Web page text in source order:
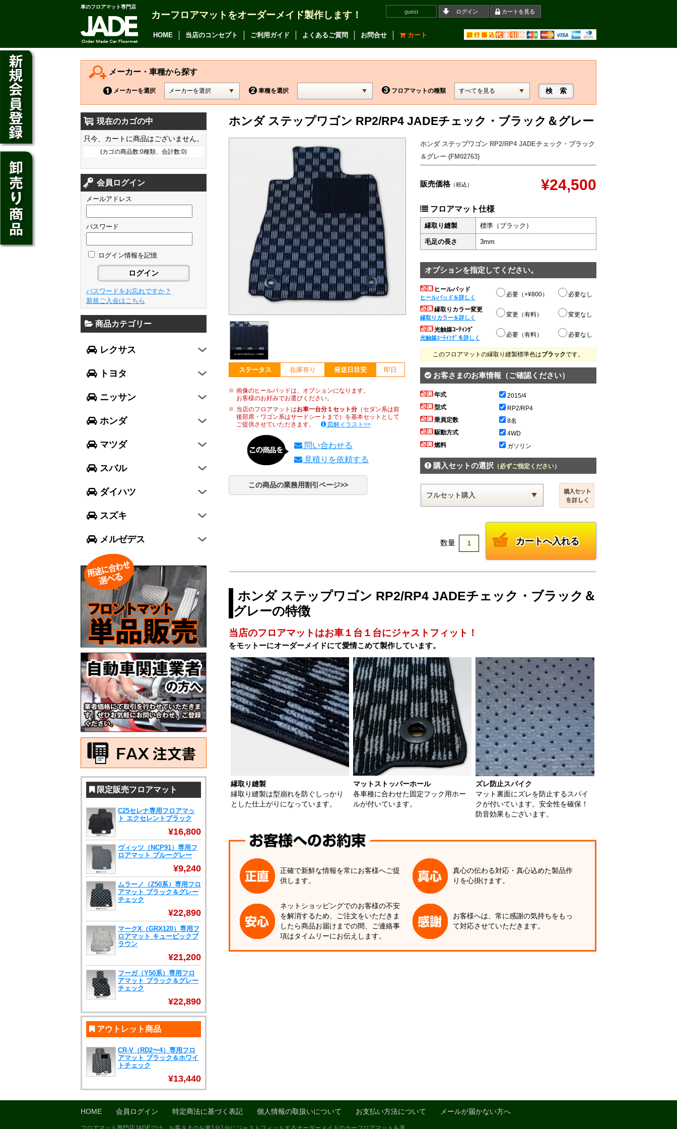
車のフロアマット専門店
カーフロアマットをオーダーメイド製作します！ guest ログイン カートを見る
HOME 当店のコンセプト ご利用ガイド よくあるご質問 お問合せ カート
メーカー・車種から探す
メーカーを選択 車種を選択 フロアマットの種類
ホンダ ステップワゴン RP2/RP4 JADEチェック・ブラック＆グレー
ステータス 在庫有り 発送日目安 即日
画像のヒールパッドは、オプションになります。
お客様のお好みでお選びください。
当店のフロアマットはお車一台分１セット分（セダン系は前
後部席・ワゴン系はサードシートまで）を基本セットとして
ご提供させていただきます。
図解イラスト>>
問い合わせる
見積りを依頼する
この商品の業務用割引ページ>>
ホンダ ステップワゴン RP2/RP4 JADEチェック・ブラック
＆グレー (FM02763)
販売価格（税込） ¥24,500
フロアマット仕様
縁取り縫製 標準（ブラック）
毛足の長さ 3mm
オプションを指定してください。
ヒールパッド
ヒールパッドを詳しく 必要（+¥800） 必要なし
縁取りカラー変更
縁取りカラーを詳しく 変更（有料） 変更なし
光触媒ｺｰﾃｨﾝｸﾞ
光触媒ｺｰﾃｨﾝｸﾞを詳しく 必要（有料） 必要なし
このフロアマットの縁取り縫製標準色はブラックです。
お客さまのお車情報（ご確認ください）
年式
2015/4
型式
RP2/RP4
乗員定数
8名
駆動方式
4WD
燃料
ガソリン
購入セットの選択（必ずご指定ください）
数量
ホンダ ステップワゴン RP2/RP4 JADEチェック・ブラック＆
グレーの特徴
当店のフロアマットはお車１台１台にジャストフィット！
をモットーにオーダーメイドにて愛情こめて製作しています。
縁取り縫製
縁取り縫製は型崩れを防ぐしっかり
とした仕上がりになっています。
マットストッパーホール
各車種に合わせた固定フック用ホー
ルが付いています。
ズレ防止スパイク
マット裏面にズレを防止するスパイ
クが付いています。安全性を確保！
防音効果もございます。
正確で新鮮な情報を常にお客様へご提
供します。
真心の伝わる対応・真心込めた製品作
りを心掛けます。
ネットショッピングでのお客様の不安
を解消するため、ご注文をいただきま
したら商品お届けまでの間、ご連絡事
項はタイムリーにお伝えします。
お客様へは、常に感謝の気持ちをもっ
て対応させていただきます。
現在のカゴの中
只今、カートに商品はございません。
(カゴの商品数:0種類、合計数:0)
会員ログイン
メールアドレス
パスワード
ログイン情報を記憶
パスワードをお忘れですか？
新規ご入会はこちら
商品カテゴリー
レクサス
CT200h
HS250h
GS
GS F
NX
RX
LX570
RC
LC
トヨタ
アルファード
ヴェルファイア
カムリ
カローラ アクシオ
プレミオ
プリウス
SAI
クラウン アスリート
クラウン マジェスタ
クラウン ロイヤル
アベンシス
カローラ フィールダー
プリウスα
FJクルーザー
CH-R
ハリアー
86
ニッサン
デイズ
デイズ ルークス
ジューク
ノート
キューブ
セレナ
エルグランド
エクストレイル
ティアナ
スカイライン
GT-R
ホンダ
フィット
シャトル
ジェイド
フリード
N-ONE
N-BOX
N-BOX SLASH
N-BOX+
N-WGN
グレイス
ヴェゼル
マツダ
フレア
フレアワゴン
フレアクロスオーバー
キャロル
デミオ
アクセラ スポーツ
アテンザ ワゴン
CX-3
ビアンテ
スバル
レガシィ B4
レガシィ アウトバック
WRX S4
インプレッサ スポーツ
インプレッサ G4
エクシーガ クロスオーバー7
ダイハツ
ミラ イース
ミラ
ミラ ココア
ムーヴ キャンバス
タント
トール
スズキ
スペーシア
ハスラー
エヴリィワゴン
スイフト
ジムニー シエラ
メルゼデス
Aクラス
GLCクラス
限定販売フロアマット
C25セレナ専用フロアマッ
ト エクセレントブラック
¥16,800
ヴィッツ（NCP91）専用フ
ロアマット ブルーグレー
¥9,240
ムラーノ（Z50系）専用フロ
アマット ブラック＆グレー
チェック
¥22,890
マークX（GRX120）専用フ
ロアマット キュービックブ
ラウン
¥21,200
フーガ（Y50系）専用フロ
アマット ブラック＆グレー
チェック
¥22,890
アウトレット商品
CR-V（RD2〜4）専用フロ
アマット ブラック＆ホワイ
トチェック
¥13,440
HOME 会員ログイン 特定商法に基づく表記 個人情報の取扱いについて お支払い方法について メールが届かない方へ